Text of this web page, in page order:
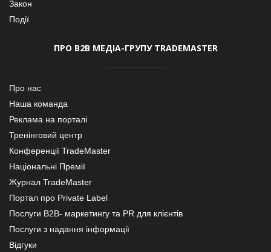
Закон
Події
ПРО В2В МЕДІА-ГРУПУ TRADEMASTER
Про нас
Наша команда
Реклама на порталі
Тренінговий центр
Конференції TradeMaster
Національні Премії
Журнал TradeMaster
Портал про Private Label
Послуги В2В- маркетингу та PR для клієнтів
Послуги з надання інформації
Відгуки